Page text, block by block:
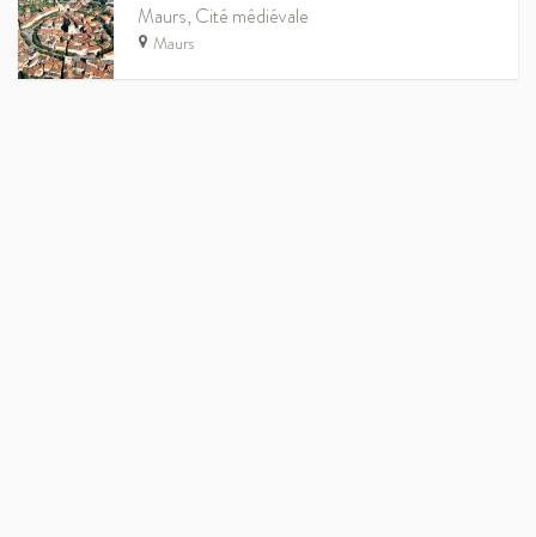
Maurs, Cité médiévale
Maurs